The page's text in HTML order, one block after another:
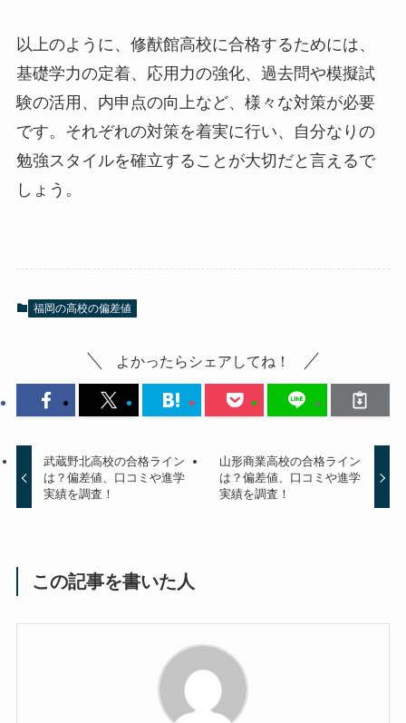
以上のように、修猷館高校に合格するためには、
基礎学力の定着、応用力の強化、過去問や模擬試
験の活用、内申点の向上など、様々な対策が必要
です。それぞれの対策を着実に行い、自分なりの
勉強スタイルを確立することが大切だと言えるで
しょう。
福岡の高校の偏差値
よかったらシェアしてね！
武蔵野北高校の合格ライン
は？偏差値、口コミや進学
実績を調査！
山形商業高校の合格ライン
は？偏差値、口コミや進学
実績を調査！
この記事を書いた人